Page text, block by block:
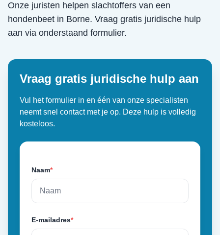
Onze juristen helpen slachtoffers van een
hondenbeet in Borne. Vraag gratis juridische hulp
aan via onderstaand formulier.
Vraag gratis juridische hulp aan
Vul het formulier in en één van onze specialisten
neemt snel contact met je op. Deze hulp is volledig
kosteloos.
Naam*
E-mailadres*